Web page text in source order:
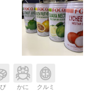
かに クルミ